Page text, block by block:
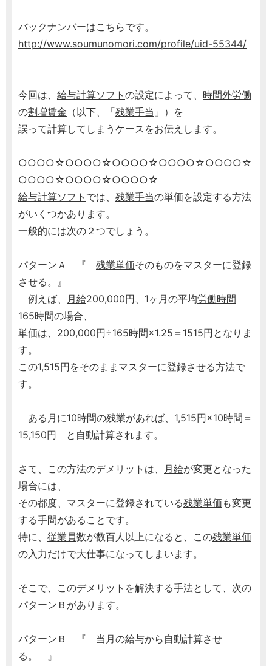
バックナンバーはこちらです。
http://www.soumunomori.com/profile/uid-55344/
今回は、 給与計算ソフト の設定によって、 時間外労働
の割増賃金 （以下、「残業手当 」）を
誤って計算してしまうケースをお伝えします。
○○○○☆○○○○☆○○○○☆○○○○☆○○○○☆
○○○○☆○○○○☆○○○○☆
給与計算ソフト では、 残業手当の単価を設定する方法
がいくつかあります。
一般的には次の２つでしょう。
パターンＡ 『 残業単価そのものをマスターに登録
させる。』
例えば、 月給200,000円、1ヶ月の平均労働時間
165時間の場合、
単価は、200,000円÷165時間×1.25＝1515円となりま
す。
この1,515円をそのままマスターに登録させる方法で
す。
ある月に10時間の残業があれば、1,515円×10時間＝
15,150円 と自動計算されます。
さて、この方法のデメリットは、 月給が変更となった
場合には、
その都度、マスターに登録されている残業単価 も変更
する手間があることです。
特に、 従業員数が数百人以上になると、この残業単価
の入力だけで大仕事になってしまいます。
そこで、このデメリットを解決する手法として、次の
パターンＢがあります。
パターンＢ 『 当月の給与から自動計算させ
る。 』